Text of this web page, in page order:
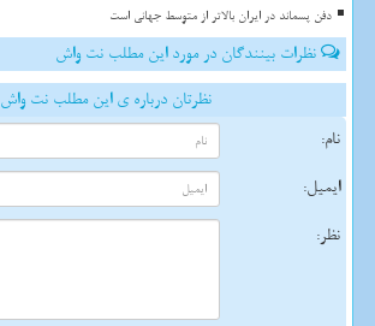
دفن پسماند در ایران بالاتر از متوسط جهانی است
نظرات بینندگان در مورد این مطلب نت واش
نظرتان درباره ی این مطلب نت واش
نام:
ایمیل:
نظر: